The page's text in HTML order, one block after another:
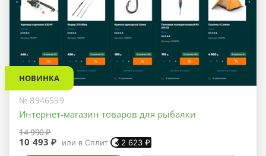
НОВИНКА
№ 8946599
Интернет-магазин товаров для рыбалки
14 990 ₽
10 493 ₽ или в Сплит 2 623₽